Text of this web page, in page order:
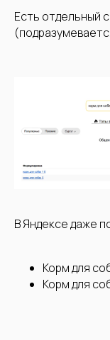
Есть отдельный
В Яндексе даже
Корм для
Корм для